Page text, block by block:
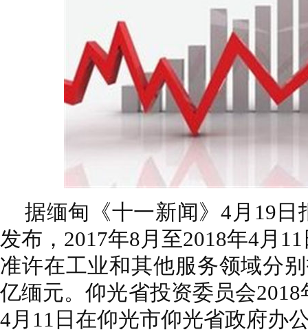
据缅甸《十一新闻》4月19
发布，2017年8月至2018年4月
准许在工业和其他服务领域分
亿缅元。仰光省投资委员会
4月11日在仰光市仰光省政府办